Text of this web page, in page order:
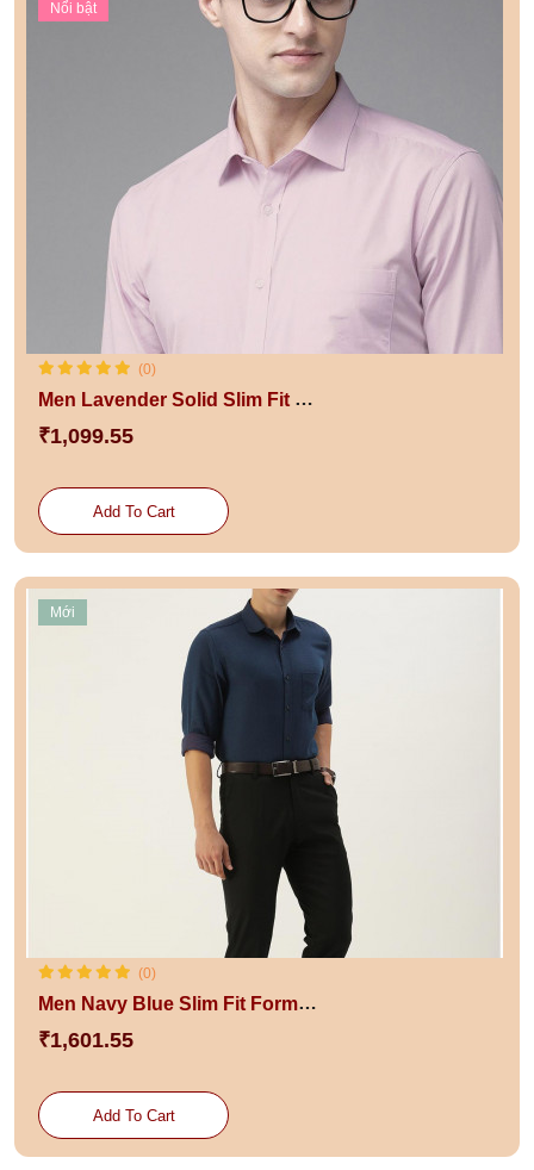
Nổi bật
(0)
Men Lavender Solid Slim Fit Pure Cotton Formal Shirt
₹1,099.55
Add To Cart
Mới
(0)
Men Navy Blue Slim Fit Formal Shirt
₹1,601.55
Add To Cart